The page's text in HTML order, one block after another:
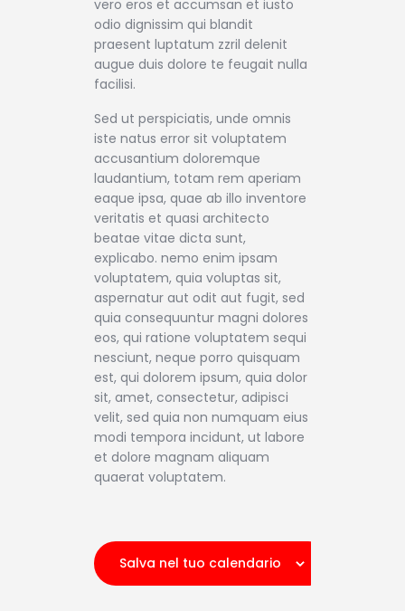
vero eros et accumsan et iusto
odio dignissim qui blandit
praesent luptatum zzril delenit
augue duis dolore te feugait nulla
facilisi.
Sed ut perspiciatis, unde omnis
iste natus error sit voluptatem
accusantium doloremque
laudantium, totam rem aperiam
eaque ipsa, quae ab illo inventore
veritatis et quasi architecto
beatae vitae dicta sunt,
explicabo. nemo enim ipsam
voluptatem, quia voluptas sit,
aspernatur aut odit aut fugit, sed
quia consequuntur magni dolores
eos, qui ratione voluptatem sequi
nesciunt, neque porro quisquam
est, qui dolorem ipsum, quia dolor
sit, amet, consectetur, adipisci
velit, sed quia non numquam eius
modi tempora incidunt, ut labore
et dolore magnam aliquam
quaerat voluptatem.
Salva nel tuo calendario